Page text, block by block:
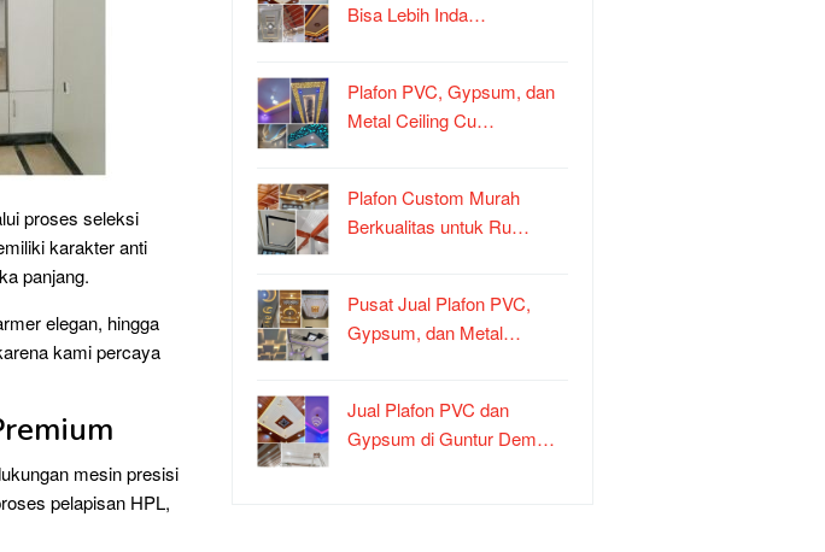
proses seleksi
karakter anti
panjang.
elegan, hingga
kami percaya
mesin presisi
pelapisan HPL,
Bisa Lebih Inda…
Plafon PVC, Gypsum, dan
Metal Ceiling Cu…
Plafon Custom Murah
Berkualitas untuk Ru…
Pusat Jual Plafon PVC,
Gypsum, dan Metal…
Jual Plafon PVC dan
Gypsum di Guntur Dem…